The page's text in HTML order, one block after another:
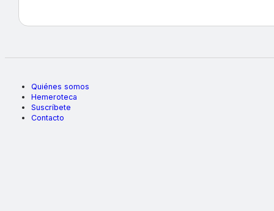
Quiénes somos
Hemeroteca
Suscríbete
Contacto